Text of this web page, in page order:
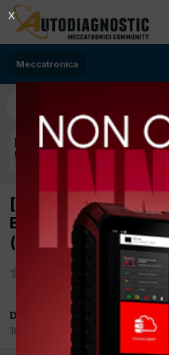
Meccatronica
[fiat doblo 03/2010
Bifuel B/Metano]
(p0191)
Da alfredo1981
18 Ottobre 2017
Meccatronica
X